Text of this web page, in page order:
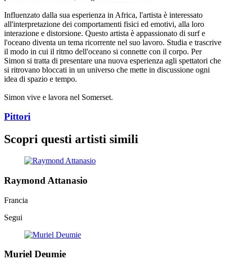
Influenzato dalla sua esperienza in Africa, l'artista è interessato
all'interpretazione dei comportamenti fisici ed emotivi, alla loro
interazione e distorsione. Questo artista è appassionato di surf e
l'oceano diventa un tema ricorrente nel suo lavoro. Studia e trascrive
il modo in cui il ritmo dell'oceano si connette con il corpo. Per
Simon si tratta di presentare una nuova esperienza agli spettatori che
si ritrovano bloccati in un universo che mette in discussione ogni
idea di spazio e tempo.
Simon vive e lavora nel Somerset.
Pittori
Scopri questi artisti simili
Raymond Attanasio
Francia
Segui
Muriel Deumie